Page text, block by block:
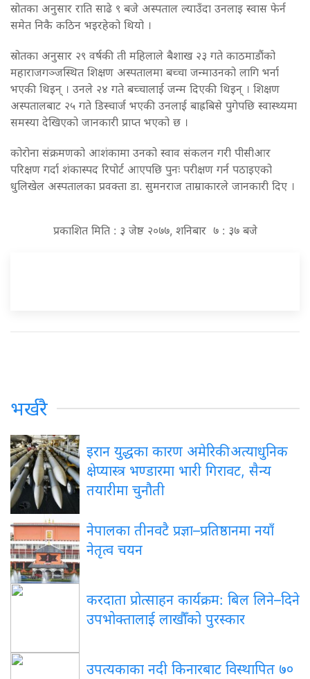
स्रोतका अनुसार राति साढे ९ बजे अस्पताल ल्याउँदा उनलाइ स्वास फेर्न
समेत निकै कठिन भइरहेको थियो ।
स्रोतका अनुसार २९ वर्षकी ती महिलाले बैशाख २३ गते काठमाडौंको
महाराजगञ्जस्थित शिक्षण अस्पतालमा बच्चा जन्माउनको लागि भर्ना
भएकी थिइन् । उनले २४ गते बच्चालाई जन्म दिएकी थिइन् । शिक्षण
अस्पतालबाट २५ गते डिस्चार्ज भएकी उनलाई बाह्रबिसे पुगेपछि स्वास्थ्यमा
समस्या देखिएको जानकारी प्राप्त भएको छ ।
कोरोना संक्रमणको आशंकामा उनको स्वाव संकलन गरी पीसीआर
परिक्षण गर्दा शंकास्पद रिपोर्ट आएपछि पुनः परीक्षण गर्न पठाइएको
धुलिखेल अस्पतालका प्रवक्ता डा. सुमनराज ताम्राकारले जानकारी दिए ।
प्रकाशित मिति : ३ जेष्ठ २०७७, शनिबार ७ : ३७ बजे
भर्खरै
इरान युद्धका कारण अमेरिकी अत्याधुनिक
क्षेप्यास्त्र भण्डारमा भारी गिरावट, सैन्य
तयारीमा चुनौती
नेपालका तीनवटै प्रज्ञा–प्रतिष्ठानमा नयाँ
नेतृत्व चयन
करदाता प्रोत्साहन कार्यक्रम: बिल लिने–दिने
उपभोक्तालाई लाखौँको पुरस्कार
उपत्यकाका नदी किनारबाट विस्थापित ७०